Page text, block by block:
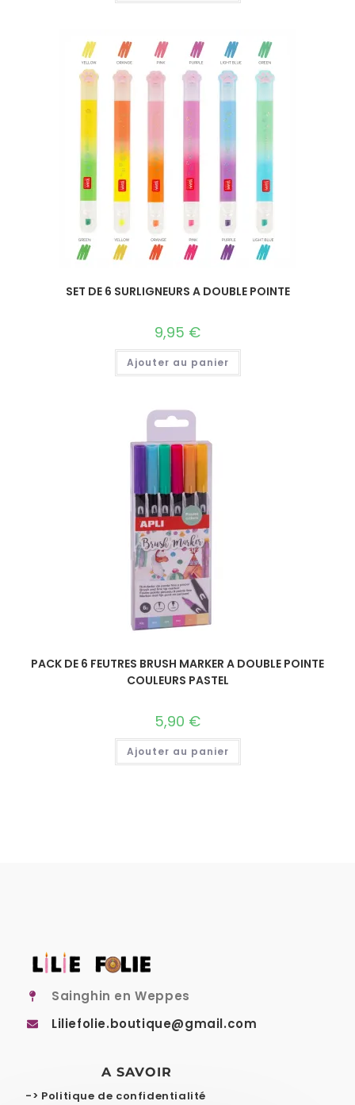
SET DE 6 SURLIGNEURS A DOUBLE POINTE
9,95 €
Ajouter au panier
PACK DE 6 FEUTRES BRUSH MARKER A DOUBLE POINTE
COULEURS PASTEL
5,90 €
Ajouter au panier
Sainghin en Weppes
Liliefolie.boutique@gmail.com
A SAVOIR
-> Politique de confidentialité